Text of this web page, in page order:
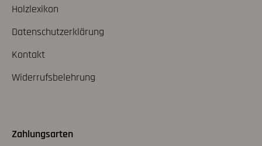
Holzlexikon
Datenschutzerklärung
Kontakt
Widerrufsbelehrung
Zahlungsarten